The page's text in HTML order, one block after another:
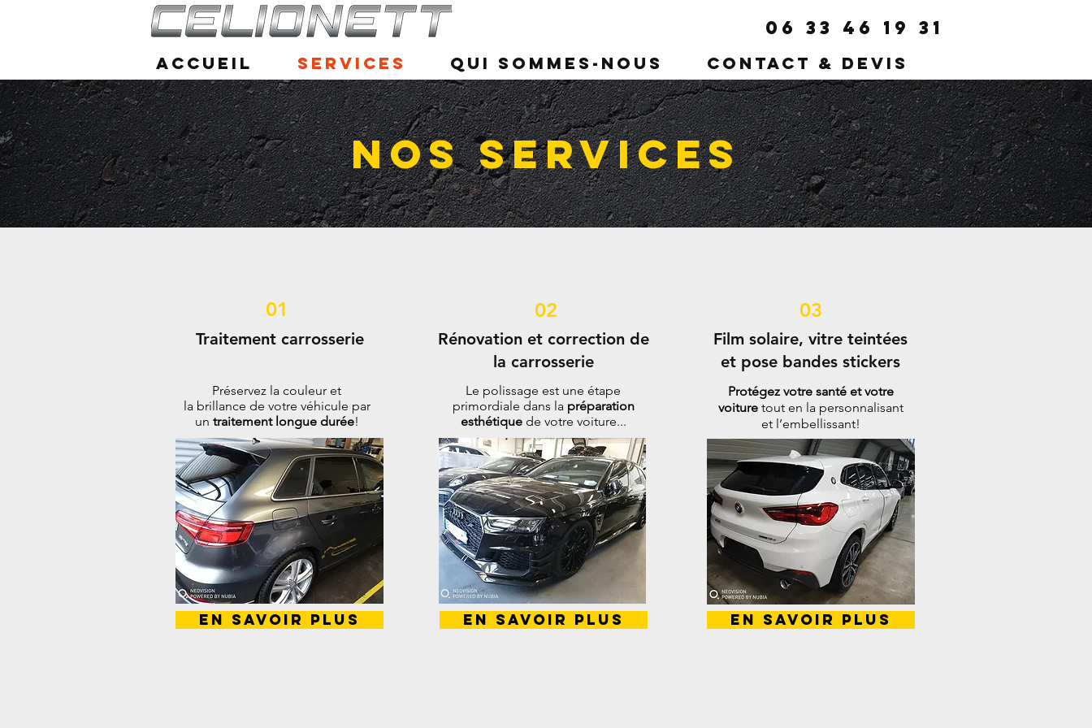
06 33 46 19 31
Accueil Services Qui sommes-nous Contact & Devis
Nos services
01
Traitement carrosserie
Préservez la couleur et
la brillance de votre véhicule par
un traitement longue durée!
En savoir plus
Le polissage est une étape
primordiale dans la préparation
esthétique de votre voiture...
Rénovation et correction de
la carrosserie
02
En savoir plus En savoir plus
Film solaire, vitre teintées
et pose bandes stickers
03
Protégez votre santé et votre
voiture tout en la personnalisant
et l’embellissant!